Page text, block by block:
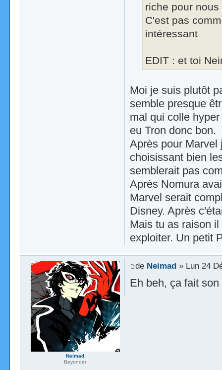
riche pour
C'est pas
intéressant
EDIT : et toi
Moi je suis plutôt
semble presque
mal qui colle
eu Tron donc bon.
Après pour Marvel
choisissant bien
semblerait pas
Après Nomura
Marvel serait
Disney. Après
Mais tu as raison
exploiter. Un petit
de Neimad » Lun 24
Eh beh, ça fait
Neimad
Beyonder